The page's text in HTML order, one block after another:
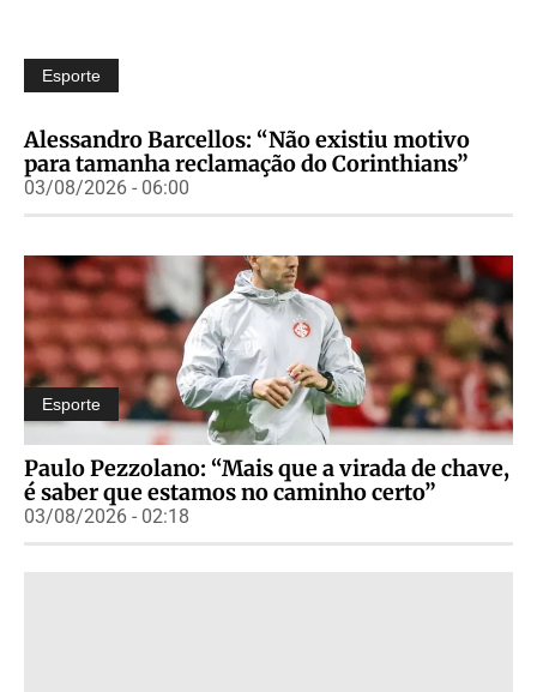
Esporte
Alessandro Barcellos: “Não existiu motivo
para tamanha reclamação do Corinthians”
03/08/2026 - 06:00
Esporte
Paulo Pezzolano: “Mais que a virada de chave,
é saber que estamos no caminho certo”
03/08/2026 - 02:18